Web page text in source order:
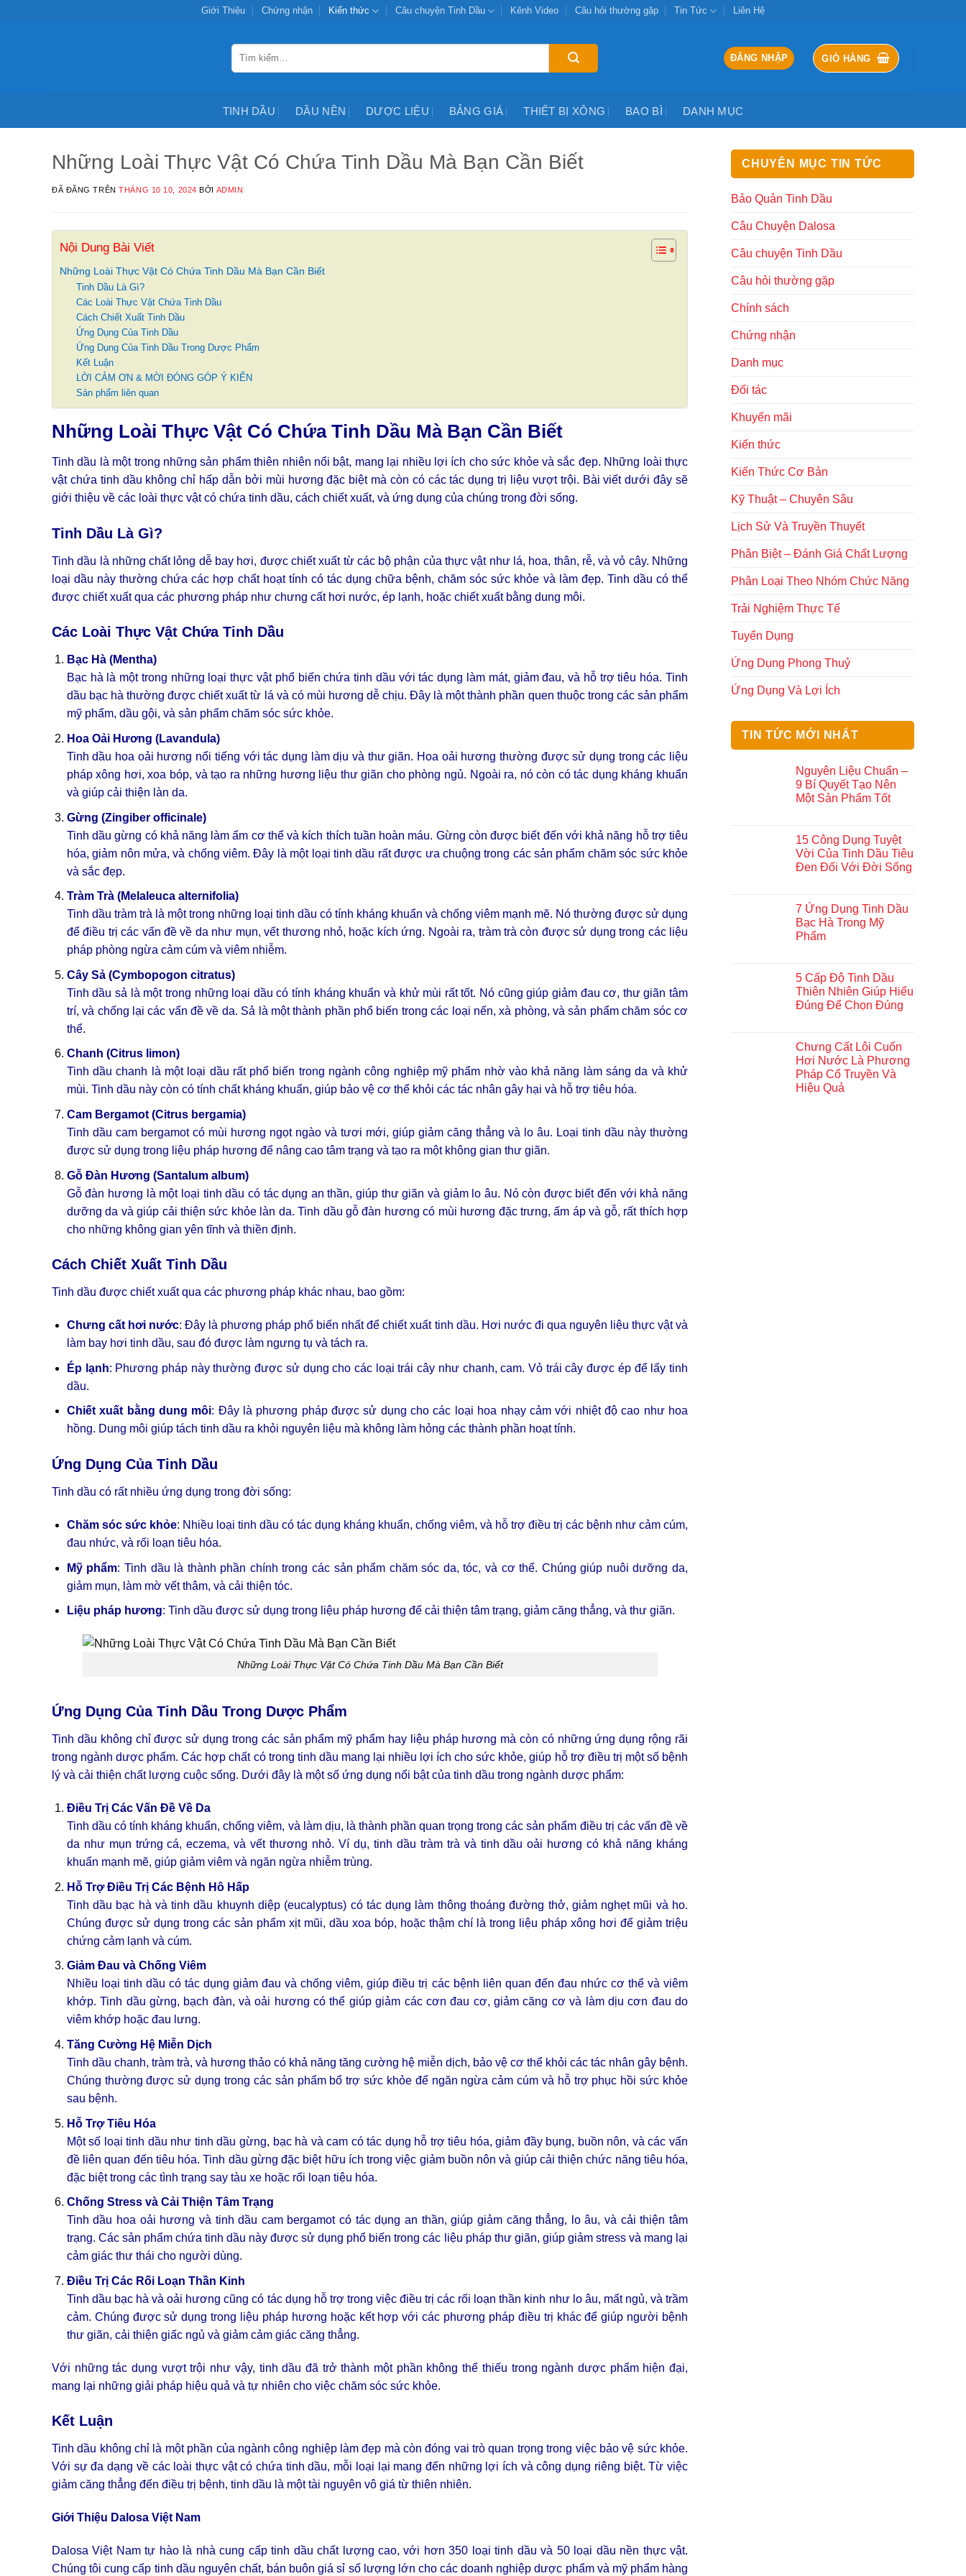
Giới Thiệu Chứng nhận Kiến thức Câu chuyện Tinh Dầu Kênh Video Câu hỏi thường gặp Tin Tức Liên Hệ
Tìm
kiếm:
ĐĂNG NHẬP GIỎ HÀNG
TINH DẦU DẦU NỀN DƯỢC LIỆU BẢNG GIÁ THIẾT BỊ XÔNG BAO BÌ DANH MỤC
Những Loài Thực Vật Có Chứa Tinh Dầu Mà Bạn Cần Biết
ĐÃ ĐĂNG TRÊNTHÁNG 10 10, 2024 BỞI ADMIN
Nội Dung Bài Viết
Những Loài Thực Vật Có Chứa Tinh Dầu Mà Bạn Cần Biết
Tinh Dầu Là Gì?
Các Loài Thực Vật Chứa Tinh Dầu
Cách Chiết Xuất Tinh Dầu
Ứng Dụng Của Tinh Dầu
Ứng Dụng Của Tinh Dầu Trong Dược Phẩm
Kết Luận
LỜI CẢM ƠN & MỜI ĐÓNG GÓP Ý KIẾN
Sản phẩm liên quan
Những Loài Thực Vật Có Chứa Tinh Dầu Mà Bạn Cần Biết
Tinh dầu là một trong những sản phẩm thiên nhiên nổi bật, mang lại nhiều lợi ích cho sức khỏe và sắc đẹp. Những loài thực
vật chứa tinh dầu không chỉ hấp dẫn bởi mùi hương đặc biệt mà còn có các tác dụng trị liệu vượt trội. Bài viết dưới đây sẽ
giới thiệu về các loài thực vật có chứa tinh dầu, cách chiết xuất, và ứng dụng của chúng trong đời sống.
Tinh Dầu Là Gì?
Tinh dầu là những chất lỏng dễ bay hơi, được chiết xuất từ các bộ phận của thực vật như lá, hoa, thân, rễ, và vỏ cây. Những
loại dầu này thường chứa các hợp chất hoạt tính có tác dụng chữa bệnh, chăm sóc sức khỏe và làm đẹp. Tinh dầu có thể
được chiết xuất qua các phương pháp như chưng cất hơi nước, ép lạnh, hoặc chiết xuất bằng dung môi.
Các Loài Thực Vật Chứa Tinh Dầu
Bạc Hà (Mentha)
Bạc hà là một trong những loại thực vật phổ biến chứa tinh dầu với tác dụng làm mát, giảm đau, và hỗ trợ tiêu hóa. Tinh
dầu bạc hà thường được chiết xuất từ lá và có mùi hương dễ chịu. Đây là một thành phần quen thuộc trong các sản phẩm
mỹ phẩm, dầu gội, và sản phẩm chăm sóc sức khỏe.
Hoa Oải Hương (Lavandula)
Tinh dầu hoa oải hương nổi tiếng với tác dụng làm dịu và thư giãn. Hoa oải hương thường được sử dụng trong các liệu
pháp xông hơi, xoa bóp, và tạo ra những hương liệu thư giãn cho phòng ngủ. Ngoài ra, nó còn có tác dụng kháng khuẩn
và giúp cải thiện làn da.
Gừng (Zingiber officinale)
Tinh dầu gừng có khả năng làm ấm cơ thể và kích thích tuần hoàn máu. Gừng còn được biết đến với khả năng hỗ trợ tiêu
hóa, giảm nôn mửa, và chống viêm. Đây là một loại tinh dầu rất được ưa chuộng trong các sản phẩm chăm sóc sức khỏe
và sắc đẹp.
Tràm Trà (Melaleuca alternifolia)
Tinh dầu tràm trà là một trong những loại tinh dầu có tính kháng khuẩn và chống viêm mạnh mẽ. Nó thường được sử dụng
để điều trị các vấn đề về da như mụn, vết thương nhỏ, hoặc kích ứng. Ngoài ra, tràm trà còn được sử dụng trong các liệu
pháp phòng ngừa cảm cúm và viêm nhiễm.
Cây Sả (Cymbopogon citratus)
Tinh dầu sả là một trong những loại dầu có tính kháng khuẩn và khử mùi rất tốt. Nó cũng giúp giảm đau cơ, thư giãn tâm
trí, và chống lại các vấn đề về da. Sả là một thành phần phổ biến trong các loại nến, xà phòng, và sản phẩm chăm sóc cơ
thể.
Chanh (Citrus limon)
Tinh dầu chanh là một loại dầu rất phổ biến trong ngành công nghiệp mỹ phẩm nhờ vào khả năng làm sáng da và khử
mùi. Tinh dầu này còn có tính chất kháng khuẩn, giúp bảo vệ cơ thể khỏi các tác nhân gây hại và hỗ trợ tiêu hóa.
Cam Bergamot (Citrus bergamia)
Tinh dầu cam bergamot có mùi hương ngọt ngào và tươi mới, giúp giảm căng thẳng và lo âu. Loại tinh dầu này thường
được sử dụng trong liệu pháp hương để nâng cao tâm trạng và tạo ra một không gian thư giãn.
Gỗ Đàn Hương (Santalum album)
Gỗ đàn hương là một loại tinh dầu có tác dụng an thần, giúp thư giãn và giảm lo âu. Nó còn được biết đến với khả năng
dưỡng da và giúp cải thiện sức khỏe làn da. Tinh dầu gỗ đàn hương có mùi hương đặc trưng, ấm áp và gỗ, rất thích hợp
cho những không gian yên tĩnh và thiền định.
Cách Chiết Xuất Tinh Dầu
Tinh dầu được chiết xuất qua các phương pháp khác nhau, bao gồm:
Chưng cất hơi nước: Đây là phương pháp phổ biến nhất để chiết xuất tinh dầu. Hơi nước đi qua nguyên liệu thực vật và
làm bay hơi tinh dầu, sau đó được làm ngưng tụ và tách ra.
Ép lạnh: Phương pháp này thường được sử dụng cho các loại trái cây như chanh, cam. Vỏ trái cây được ép để lấy tinh
dầu.
Chiết xuất bằng dung môi: Đây là phương pháp được sử dụng cho các loại hoa nhạy cảm với nhiệt độ cao như hoa
hồng. Dung môi giúp tách tinh dầu ra khỏi nguyên liệu mà không làm hỏng các thành phần hoạt tính.
Ứng Dụng Của Tinh Dầu
Tinh dầu có rất nhiều ứng dụng trong đời sống:
Chăm sóc sức khỏe: Nhiều loại tinh dầu có tác dụng kháng khuẩn, chống viêm, và hỗ trợ điều trị các bệnh như cảm cúm,
đau nhức, và rối loạn tiêu hóa.
Mỹ phẩm: Tinh dầu là thành phần chính trong các sản phẩm chăm sóc da, tóc, và cơ thể. Chúng giúp nuôi dưỡng da,
giảm mụn, làm mờ vết thâm, và cải thiện tóc.
Liệu pháp hương: Tinh dầu được sử dụng trong liệu pháp hương để cải thiện tâm trạng, giảm căng thẳng, và thư giãn.
Những Loài Thực Vật Có Chứa Tinh Dầu Mà Bạn Cần Biết
Ứng Dụng Của Tinh Dầu Trong Dược Phẩm
Tinh dầu không chỉ được sử dụng trong các sản phẩm mỹ phẩm hay liệu pháp hương mà còn có những ứng dụng rộng rãi
trong ngành dược phẩm. Các hợp chất có trong tinh dầu mang lại nhiều lợi ích cho sức khỏe, giúp hỗ trợ điều trị một số bệnh
lý và cải thiện chất lượng cuộc sống. Dưới đây là một số ứng dụng nổi bật của tinh dầu trong ngành dược phẩm:
Điều Trị Các Vấn Đề Về Da
Tinh dầu có tính kháng khuẩn, chống viêm, và làm dịu, là thành phần quan trọng trong các sản phẩm điều trị các vấn đề về
da như mụn trứng cá, eczema, và vết thương nhỏ. Ví dụ, tinh dầu tràm trà và tinh dầu oải hương có khả năng kháng
khuẩn mạnh mẽ, giúp giảm viêm và ngăn ngừa nhiễm trùng.
Hỗ Trợ Điều Trị Các Bệnh Hô Hấp
Tinh dầu bạc hà và tinh dầu khuynh diệp (eucalyptus) có tác dụng làm thông thoáng đường thở, giảm nghẹt mũi và ho.
Chúng được sử dụng trong các sản phẩm xịt mũi, dầu xoa bóp, hoặc thậm chí là trong liệu pháp xông hơi để giảm triệu
chứng cảm lạnh và cúm.
Giảm Đau và Chống Viêm
Nhiều loại tinh dầu có tác dụng giảm đau và chống viêm, giúp điều trị các bệnh liên quan đến đau nhức cơ thể và viêm
khớp. Tinh dầu gừng, bạch đàn, và oải hương có thể giúp giảm các cơn đau cơ, giảm căng cơ và làm dịu cơn đau do
viêm khớp hoặc đau lưng.
Tăng Cường Hệ Miễn Dịch
Tinh dầu chanh, tràm trà, và hương thảo có khả năng tăng cường hệ miễn dịch, bảo vệ cơ thể khỏi các tác nhân gây bệnh.
Chúng thường được sử dụng trong các sản phẩm bổ trợ sức khỏe để ngăn ngừa cảm cúm và hỗ trợ phục hồi sức khỏe
sau bệnh.
Hỗ Trợ Tiêu Hóa
Một số loại tinh dầu như tinh dầu gừng, bạc hà và cam có tác dụng hỗ trợ tiêu hóa, giảm đầy bụng, buồn nôn, và các vấn
đề liên quan đến tiêu hóa. Tinh dầu gừng đặc biệt hữu ích trong việc giảm buồn nôn và giúp cải thiện chức năng tiêu hóa,
đặc biệt trong các tình trạng say tàu xe hoặc rối loạn tiêu hóa.
Chống Stress và Cải Thiện Tâm Trạng
Tinh dầu hoa oải hương và tinh dầu cam bergamot có tác dụng an thần, giúp giảm căng thẳng, lo âu, và cải thiện tâm
trạng. Các sản phẩm chứa tinh dầu này được sử dụng phổ biến trong các liệu pháp thư giãn, giúp giảm stress và mang lại
cảm giác thư thái cho người dùng.
Điều Trị Các Rối Loạn Thần Kinh
Tinh dầu bạc hà và oải hương cũng có tác dụng hỗ trợ trong việc điều trị các rối loạn thần kinh như lo âu, mất ngủ, và trầm
cảm. Chúng được sử dụng trong liệu pháp hương hoặc kết hợp với các phương pháp điều trị khác để giúp người bệnh
thư giãn, cải thiện giấc ngủ và giảm cảm giác căng thẳng.
Với những tác dụng vượt trội như vậy, tinh dầu đã trở thành một phần không thể thiếu trong ngành dược phẩm hiện đại,
mang lại những giải pháp hiệu quả và tự nhiên cho việc chăm sóc sức khỏe.
Kết Luận
Tinh dầu không chỉ là một phần của ngành công nghiệp làm đẹp mà còn đóng vai trò quan trọng trong việc bảo vệ sức khỏe.
Với sự đa dạng về các loài thực vật có chứa tinh dầu, mỗi loại lại mang đến những lợi ích và công dụng riêng biệt. Từ việc
giảm căng thẳng đến điều trị bệnh, tinh dầu là một tài nguyên vô giá từ thiên nhiên.
Giới Thiệu Dalosa Việt Nam
Dalosa Việt Nam tự hào là nhà cung cấp tinh dầu chất lượng cao, với hơn 350 loại tinh dầu và 50 loại dầu nền thực vật.
Chúng tôi cung cấp tinh dầu nguyên chất, bán buôn giá sỉ số lượng lớn cho các doanh nghiệp dược phẩm và mỹ phẩm hàng
CHUYÊN MỤC TIN TỨC
Bảo Quản Tinh Dầu
Câu Chuyện Dalosa
Câu chuyện Tinh Dầu
Câu hỏi thường gặp
Chính sách
Chứng nhận
Danh mục
Đối tác
Khuyến mãi
Kiến thức
Kiến Thức Cơ Bản
Kỹ Thuật – Chuyên Sâu
Lịch Sử Và Truyền Thuyết
Phân Biệt – Đánh Giá Chất Lượng
Phân Loại Theo Nhóm Chức Năng
Trải Nghiệm Thực Tế
Tuyển Dụng
Ứng Dụng Phong Thuỷ
Ứng Dụng Và Lợi Ích
TIN TỨC MỚI NHẤT
Nguyên Liệu Chuẩn –
9 Bí Quyết Tạo Nên
Một Sản Phẩm Tốt
15 Công Dụng Tuyệt
Vời Của Tinh Dầu Tiêu
Đen Đối Với Đời Sống
7 Ứng Dụng Tinh Dầu
Bạc Hà Trong Mỹ
Phẩm
5 Cấp Độ Tinh Dầu
Thiên Nhiên Giúp Hiểu
Đúng Để Chọn Đúng
Chưng Cất Lôi Cuốn
Hơi Nước Là Phương
Pháp Cổ Truyền Và
Hiệu Quả